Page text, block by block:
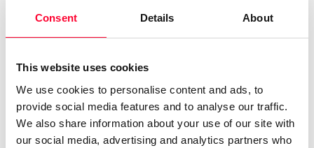
Consent Details About
This website uses cookies
We use cookies to personalise content and ads, to
provide social media features and to analyse our traffic.
We also share information about your use of our site with
our social media, advertising and analytics partners who
puse un candado. Siempre fui muy hábil con las
manualidades y me gustaba, de modo que fue algo muy
Comencé con ese diario mis primeros pasos en la escritura.
Antes de todo eso me interesaron mucho los libros sobre
las historias de santos, que me habían regalado al tomar mi
primera comunión a los ocho años, por lo tanto comencé a